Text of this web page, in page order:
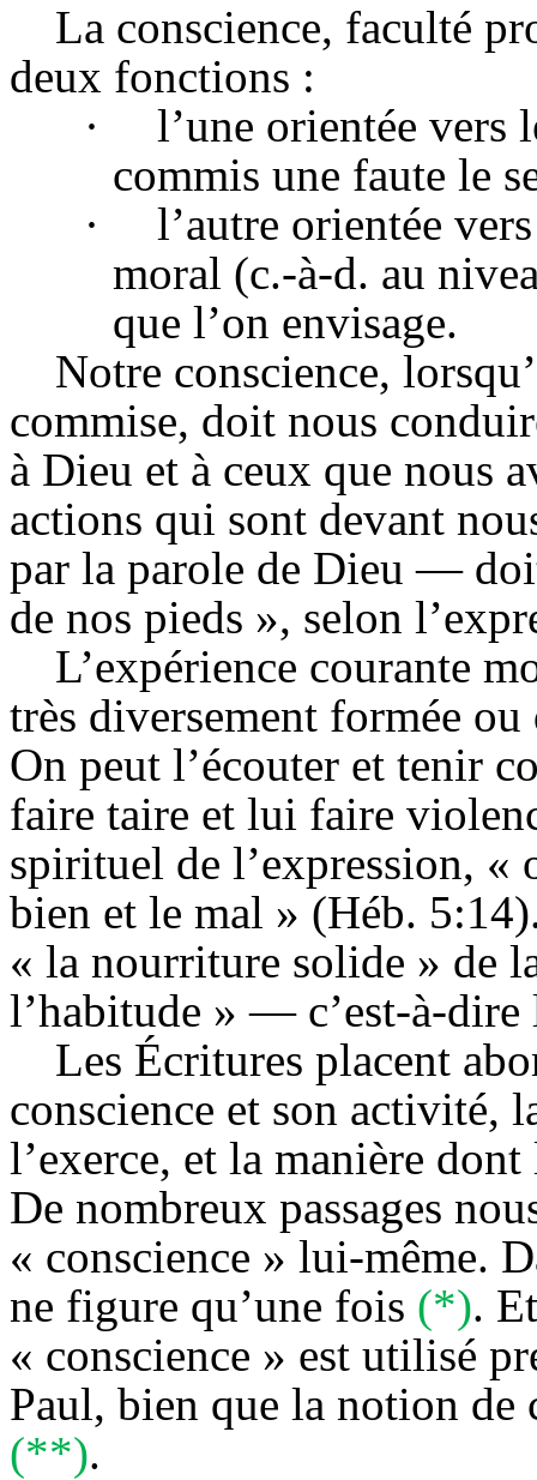
La conscience, faculté
deux fonctions :
·
l’une orientée vers
commis une faute le
·
l’autre orientée
moral (c.-à-d. au
que l’on envisage.
Notre conscience,
commise, doit nous
à Dieu et à ceux que nous
actions qui sont devant
par la parole de Dieu —
de nos pieds », selon
L’expérience courante
très diversement formée
On peut l’écouter et tenir
faire taire et lui faire
spirituel de l’expression, «
bien et le mal » (Héb.
« la nourriture solide » de
l’habitude » — c’est-à-dire
Les Écritures placent
conscience et son activité,
l’exerce, et la manière
De nombreux passages
« conscience » lui-même.
ne figure qu’une fois (*).
« conscience » est utilisé
Paul, bien que la notion de
(**).